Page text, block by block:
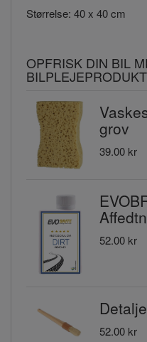
Størrelse: 40 x 40 cm
OPFRISK DIN BIL
grov
39.00 kr
52.00 kr
52.00 kr